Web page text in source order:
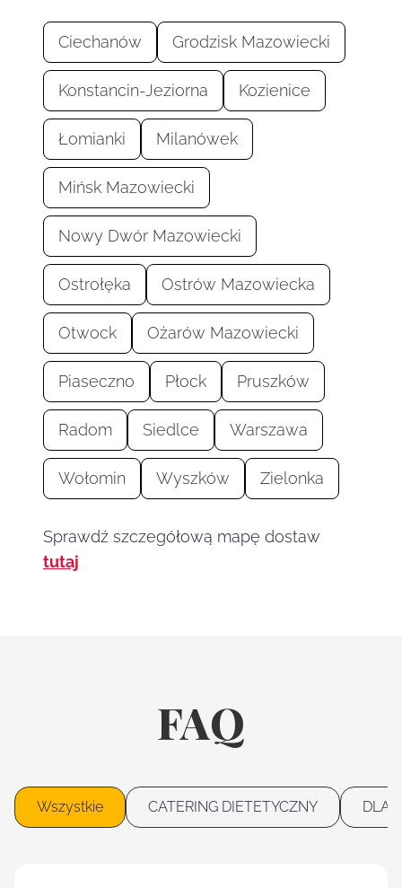
Ciechanów Grodzisk Mazowiecki
Konstancin-Jeziorna Kozienice
Łomianki Milanówek
Mińsk Mazowiecki
Nowy Dwór Mazowiecki
Ostrołęka Ostrów Mazowiecka
Otwock Ożarów Mazowiecki
Piaseczno Płock Pruszków
Radom Siedlce Warszawa
Wołomin Wyszków Zielonka
Sprawdź szczegółową mapę dostaw
tutaj
FAQ
Wszystkie CATERING DIETETYCZNY DLA